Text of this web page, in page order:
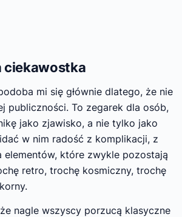
ciekawostka
mi się głównie dlatego, że nie
publiczności. To zegarek dla osób,
jako zjawisko, a nie tylko jako
w nim radość z komplikacji, z
elementów, które zwykle pozostają
retro, trochę kosmiczny, trochę
nagle wszyscy porzucą klasyczne